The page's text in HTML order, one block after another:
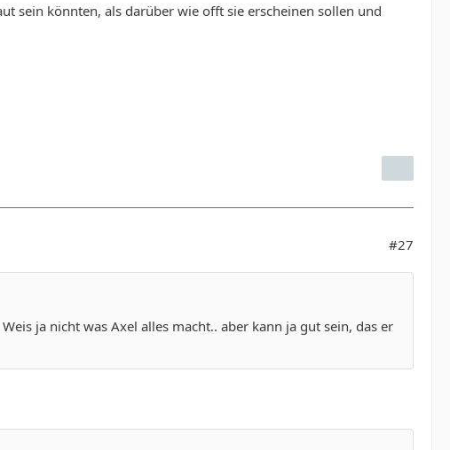
sein könnten, als darüber wie offt sie erscheinen sollen und
#27
ja nicht was Axel alles macht.. aber kann ja gut sein, das er